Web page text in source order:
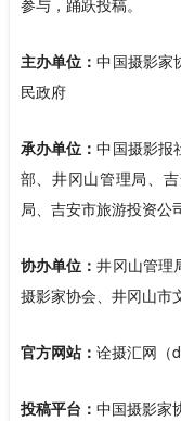
参与，踊跃投稿。
主办单位：中国摄影家
民政府
承办单位：中国摄影报
部、井冈山管理局、
局、吉安市旅游投资公
协办单位：井冈山管理
摄影家协会、井冈山市
官方网站： 诠摄汇网（
投稿平台： 中国摄影家